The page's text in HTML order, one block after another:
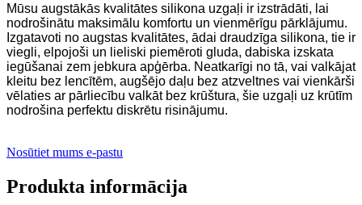
Mūsu augstākās kvalitātes silikona uzgaļi ir izstrādāti, lai
nodrošinātu maksimālu komfortu un vienmērīgu pārklājumu.
Izgatavoti no augstas kvalitātes, ādai draudzīga silikona, tie ir
viegli, elpojoši un lieliski piemēroti gluda, dabiska izskata
iegūšanai zem jebkura apģērba. Neatkarīgi no tā, vai valkājat
kleitu bez lencītēm, augšējo daļu bez atzveltnes vai vienkārši
vēlaties ar pārliecību valkāt bez krūštura, šie uzgaļi uz krūtīm
nodrošina perfektu diskrētu risinājumu.
Nosūtiet mums e-pastu
Produkta informācija